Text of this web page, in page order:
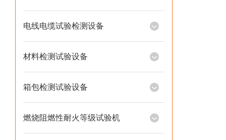
电线电缆试验检测设备
材料检测试验设备
箱包检测试验设备
燃烧阻燃性耐火等级试验机